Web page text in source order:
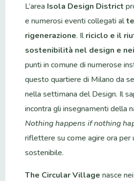
L’area Isola Design District
e numerosi eventi collegati al
rigenerazione. Ilriciclo e il
sostenibilità nel design e
punti in comune di numerose
questo quartiere di Milano da
nella settimana del Design. Il
incontra gli insegnamenti della
Nothing happens if nothing
riflettere su come agire ora per
sostenibile.
The Circular Village nasce